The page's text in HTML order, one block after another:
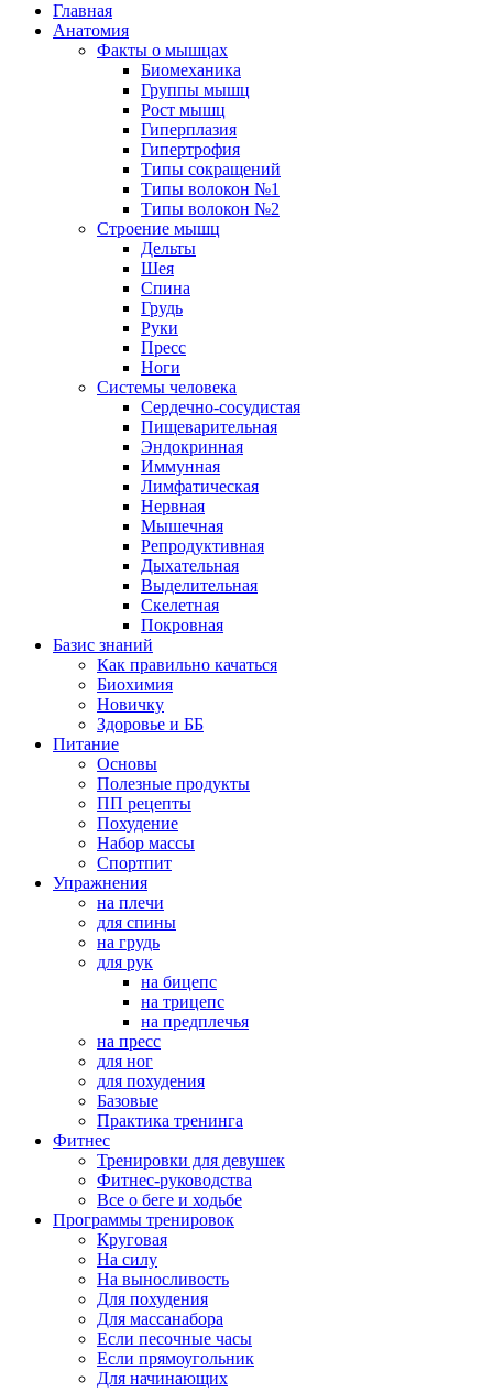
Главная
Анатомия
Факты о мышцах
Биомеханика
Группы мышц
Рост мышц
Гиперплазия
Гипертрофия
Типы сокращений
Типы волокон №1
Типы волокон №2
Строение мышц
Дельты
Шея
Спина
Грудь
Руки
Пресс
Ноги
Системы человека
Сердечно-сосудистая
Пищеварительная
Эндокринная
Иммунная
Лимфатическая
Нервная
Мышечная
Репродуктивная
Дыхательная
Выделительная
Скелетная
Покровная
Базис знаний
Как правильно качаться
Биохимия
Новичку
Здоровье и ББ
Питание
Основы
Полезные продукты
ПП рецепты
Похудение
Набор массы
Спортпит
Упражнения
на плечи
для спины
на грудь
для рук
на бицепс
на трицепс
на предплечья
на пресс
для ног
для похудения
Базовые
Практика тренинга
Фитнес
Тренировки для девушек
Фитнес-руководства
Все о беге и ходьбе
Программы тренировок
Круговая
На силу
На выносливость
Для похудения
Для массанабора
Если песочные часы
Если прямоугольник
Для начинающих